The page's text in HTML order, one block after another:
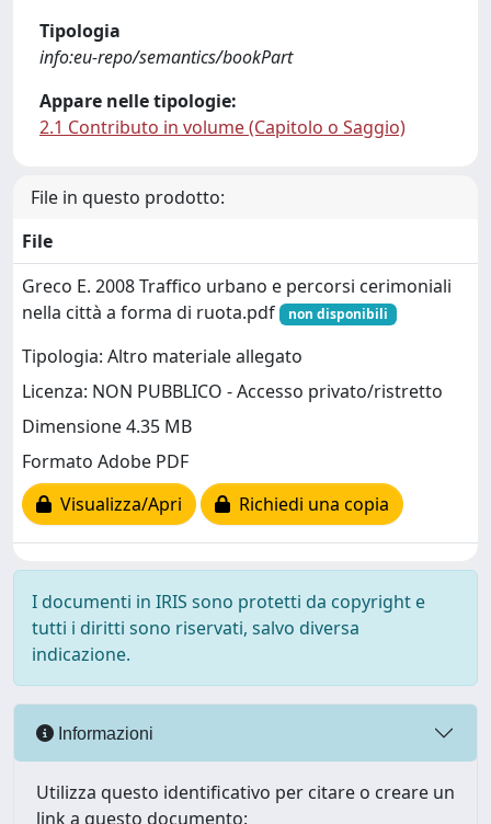
Tipologia
info:eu-repo/semantics/bookPart
Appare nelle tipologie:
2.1 Contributo in volume (Capitolo o Saggio)
File in questo prodotto:
File
Greco E. 2008 Traffico urbano e percorsi cerimoniali
nella città a forma di ruota.pdf
non disponibili
Tipologia: Altro materiale allegato
Licenza: NON PUBBLICO - Accesso privato/ristretto
Dimensione 4.35 MB
Formato Adobe PDF
Visualizza/Apri
Richiedi una copia
I documenti in IRIS sono protetti da copyright e
tutti i diritti sono riservati, salvo diversa
indicazione.
Informazioni
Utilizza questo identificativo per citare o creare un
link a questo documento: